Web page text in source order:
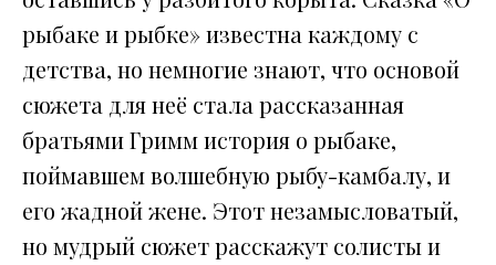
рыбаке и рыбке» известна каждому с
детства, но немногие знают, что основой
сюжета для неё стала рассказанная
братьями Гримм история о рыбаке,
поймавшем волшебную рыбу-камбалу, и
его жадной жене. Этот незамысловатый,
но мудрый сюжет расскажут солисты и